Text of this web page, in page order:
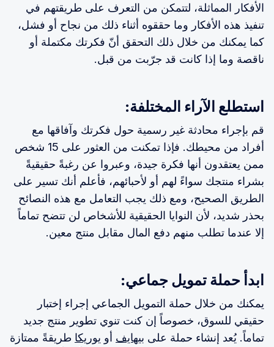
الأفكار المماثلة، لتتمكن من التعرف على طريقتهم في
تنفيذ هذه الأفكار وما حققوه أثناء ذلك من نجاح أو فشل،
كما يمكنك من خلال ذلك التحقق أنّ فكرتك مكتملة أو
ناقصة وما إذا كانت قد جرّبت من قبل.
استطلع الآراء المختلفة:
قم بإجراء محادثة غير رسمية حول فكرتك وآفاقها مع
أفراد من محيطك. فإذا تمكنت من العثور على 15 شخص
ممن يعتقدون أنها فكرة جيدة، وعبروا عن رغبةً حقيقيةً
بشراء منتجك سواءً لهم أو لأحبائهم، فأعلم أنك تسير على
الطريق الصحيح، ومع ذلك يجب التعامل مع هذه النصائح
بحذر شديد، لأن النوايا الحقيقية للأشخاص لن تتضح تماماً
إلا عندما تطلب منهم دفع المال مقابل منتج معين.
ابدأ حملة تمويل جماعي:
يمكنك من خلال حملة التمويل الجماعي إجراء إختبار
حقيقي للسوق، خصوصاً إن كنت تنوي تطوير منتج جديد
تماماً. يُعد إنشاء حملة على بيهايف أو يوريكا طريقةً ممتازة